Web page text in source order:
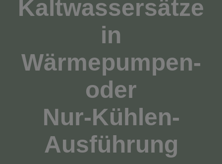
Kaltwassersätze
in
Wärmepumpen-
oder
Nur-Kühlen-
Ausführung